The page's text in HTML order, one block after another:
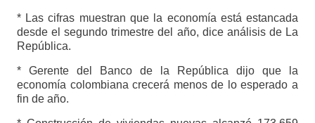
* Las cifras muestran que la economía está estancada
desde el segundo trimestre del año, dice análisis de La
República.
* Gerente del Banco de la República dijo que la
economía colombiana crecerá menos de lo esperado a
fin de año.